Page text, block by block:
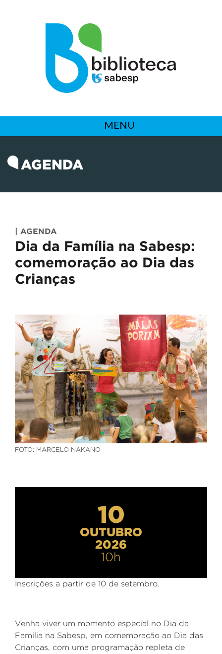
MENU
AGENDA
| AGENDA
Dia da Família na Sabesp:
comemoração ao Dia das
Crianças
FOTO: MARCELO NAKANO
10
OUTUBRO
2026
10h
Inscrições a partir de 10 de setembro.
Venha viver um momento especial no Dia da
Família na Sabesp, em comemoração ao Dia das
Crianças, com uma programação repleta de